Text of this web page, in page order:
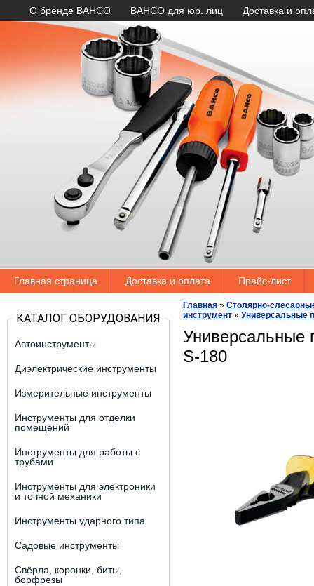
О бренде BAHCO BAHCO для юр. лиц Доставка и
Главная страница Доставка и оплата Прайс-лист
КАТАЛОГ ОБОРУДОВАНИЯ
Автоинструменты
Диэлектрические инструменты
Измерительные инструменты
Инструменты для отделки
помещений
Инструменты для работы с
трубами
Инструменты для электроники
и точной механики
Инструменты ударного типа
Садовые инструменты
Свёрла, коронки, биты,
борфрезы
Главная » Столярно-
инструмент » Универсальные
Универсальные
S-180